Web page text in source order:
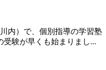
内）で、個別指導の学習
験が早くも始まりまし...